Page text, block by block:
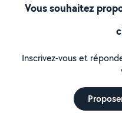
Vous souhaitez
Inscrivez-vous et